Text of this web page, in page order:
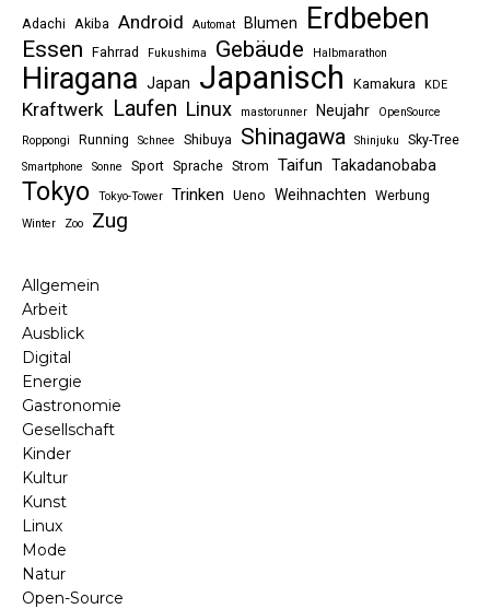
Adachi Akiba Android Automat Blumen Erdbeben
Essen Fahrrad Fukushima Gebäude Halbmarathon
Hiragana Japan Japanisch Kamakura KDE
Kraftwerk Laufen Linux mastorunner Neujahr
OpenSource
Roppongi
Running Schnee Shibuya Shinagawa Shinjuku Sky-Tree
Smartphone Sonne Sport Sprache Strom Taifun Takadanobaba
Tokyo Tokyo-Tower Trinken Ueno Weihnachten Werbung
Winter Zoo Zug
Allgemein
Arbeit
Ausblick
Digital
Energie
Gastronomie
Gesellschaft
Kinder
Kultur
Kunst
Linux
Mode
Natur
Open-Source